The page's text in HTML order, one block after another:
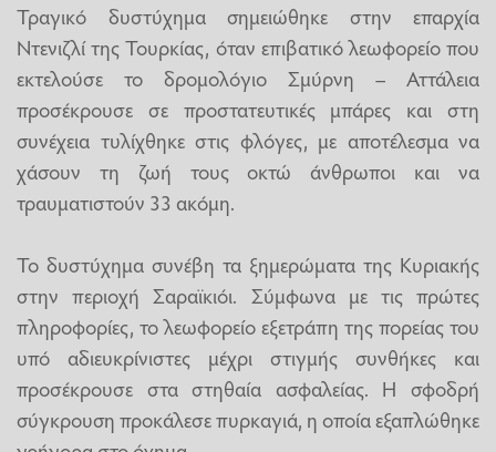
Τραγικό δυστύχημα σημειώθηκε στην επαρχία
Ντενιζλί της Τουρκίας, όταν επιβατικό λεωφορείο που
εκτελούσε το δρομολόγιο Σμύρνη – Αττάλεια
προσέκρουσε σε προστατευτικές μπάρες και στη
συνέχεια τυλίχθηκε στις φλόγες, με αποτέλεσμα να
χάσουν τη ζωή τους οκτώ άνθρωποι και να
τραυματιστούν 33 ακόμη.
Το δυστύχημα συνέβη τα ξημερώματα της Κυριακής
στην περιοχή Σαραϊκιόι. Σύμφωνα με τις πρώτες
πληροφορίες, το λεωφορείο εξετράπη της πορείας του
υπό αδιευκρίνιστες μέχρι στιγμής συνθήκες και
προσέκρουσε στα στηθαία ασφαλείας. Η σφοδρή
σύγκρουση προκάλεσε πυρκαγιά, η οποία εξαπλώθηκε